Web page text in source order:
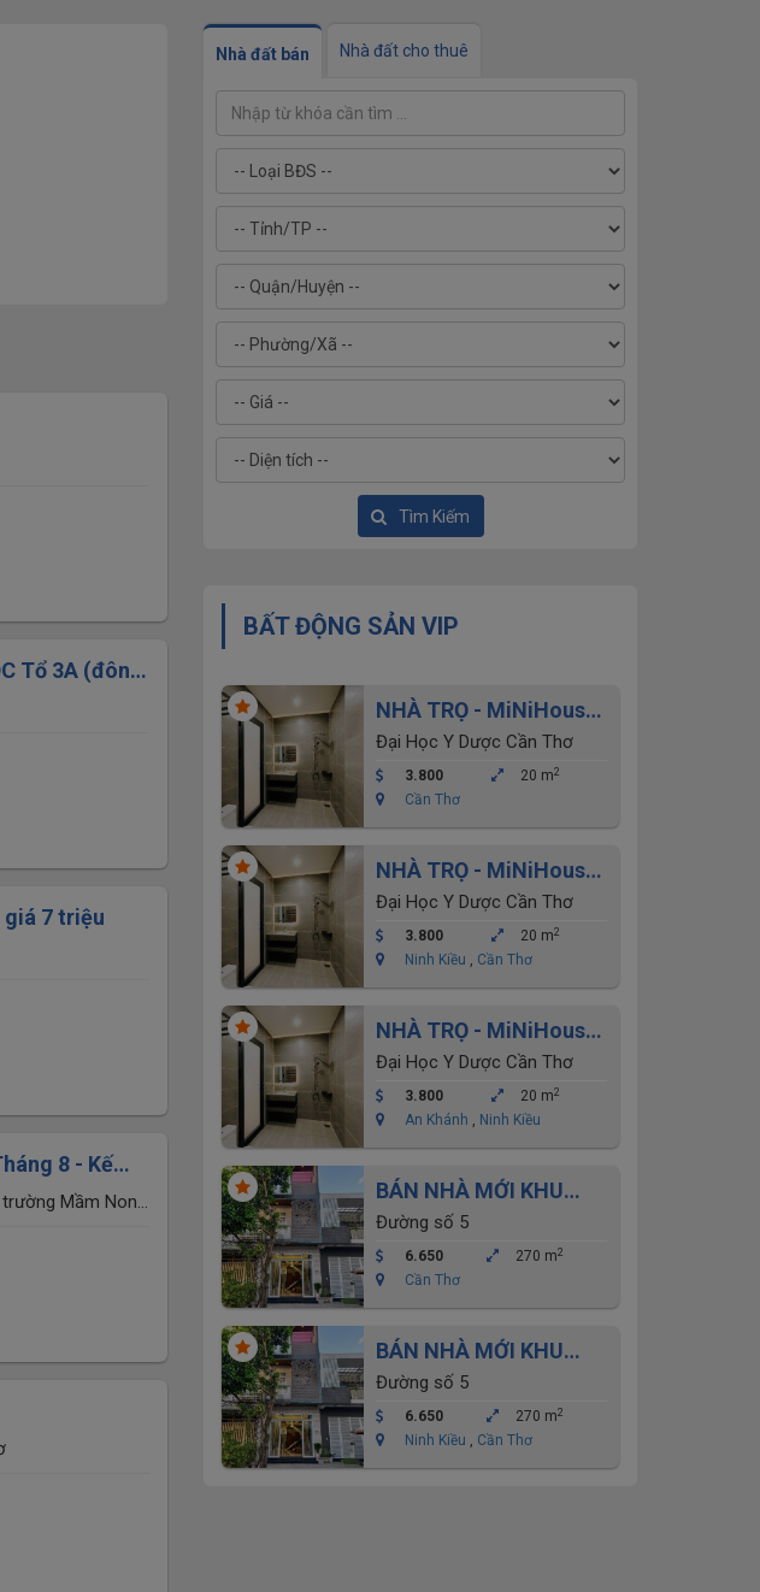
Tổ 3A (đông
giá 7 triệu
8 - Kế
Mầm Non
Nhà đất bán Nhà đất cho thuê
Tìm Kiếm
BẤT ĐỘNG SẢN VIP
NHÀ TRỌ - MiNiHouse
Khu đại học y dược cho
thuê
Đại Học Y Dược Cần Thơ
3.800 20 m2
Cần Thơ
NHÀ TRỌ - MiNiHouse
Khu đại học y dược cho
thuê
Đại Học Y Dược Cần Thơ
3.800 20 m2
Ninh Kiều , Cần Thơ
NHÀ TRỌ - MiNiHouse
Khu đại học y dược cho
thuê
Đại Học Y Dược Cần Thơ
3.800 20 m2
An Khánh , Ninh Kiều
BÁN NHÀ MỚI KHU
THỚI NHỰT 2- ĐẠI
HỌC Y DƯỢC
Đường số 5
6.650 270 m2
Cần Thơ
BÁN NHÀ MỚI KHU
THỚI NHỰT 2- ĐẠI
HỌC Y DƯỢC
Đường số 5
6.650 270 m2
Ninh Kiều , Cần Thơ